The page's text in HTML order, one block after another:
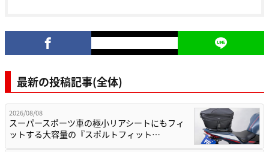
最新の投稿記事(全体)
2026/08/08
スーパースポーツ車の極小リアシートにもフィ
ットする大容量の『スポルトフィット…